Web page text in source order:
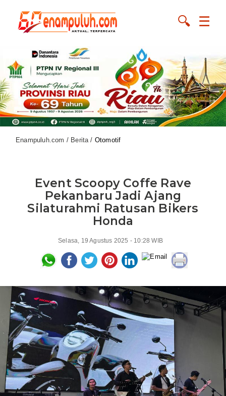
☰
🔍
Enampuluh.com / Berita / Otomotif
Event Scoopy Coffe Rave
Pekanbaru Jadi Ajang
Silaturahmi Ratusan Bikers
Honda
Selasa, 19 Agustus 2025 - 10:28 WIB